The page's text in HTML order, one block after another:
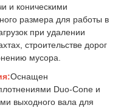
и коническими
размера для работы в
при удалении
строительстве дорог
мусора.
Оснащен
Duo-Cone и
выходного вала для